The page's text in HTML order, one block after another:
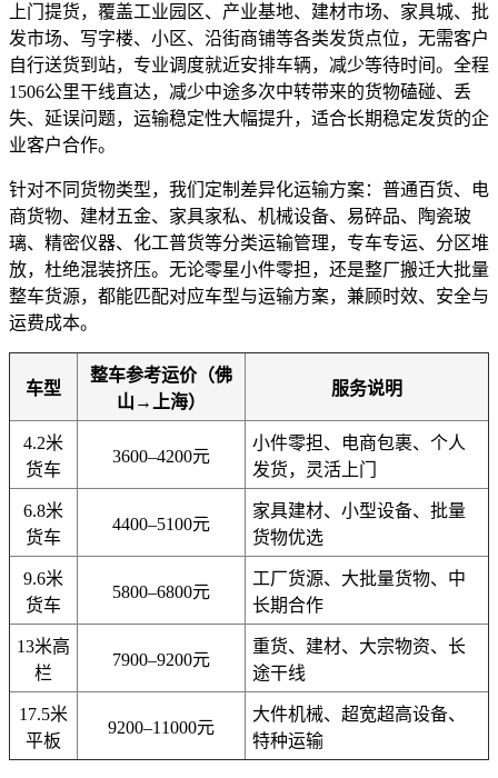
上门提货，覆盖工业园区、产业基地、建材市场、家具城、批
发市场、写字楼、小区、沿街商铺等各类发货点位，无需客户
自行送货到站，专业调度就近安排车辆，减少等待时间。全程
1506公里干线直达，减少中途多次中转带来的货物磕碰、丢
失、延误问题，运输稳定性大幅提升，适合长期稳定发货的企
业客户合作。
针对不同货物类型，我们定制差异化运输方案：普通百货、电
商货物、建材五金、家具家私、机械设备、易碎品、陶瓷玻
璃、精密仪器、化工普货等分类运输管理，专车专运、分区堆
放，杜绝混装挤压。无论零星小件零担，还是整厂搬迁大批量
整车货源，都能匹配对应车型与运输方案，兼顾时效、安全与
运费成本。
车型
整车参考运价（佛
山→上海）
服务说明
4.2米
货车
3600–4200元
小件零担、电商包裹、个人
发货，灵活上门
6.8米
货车
4400–5100元
家具建材、小型设备、批量
货物优选
9.6米
货车
5800–6800元
工厂货源、大批量货物、中
长期合作
13米高
栏
7900–9200元
重货、建材、大宗物资、长
途干线
17.5米
平板
9200–11000元
大件机械、超宽超高设备、
特种运输